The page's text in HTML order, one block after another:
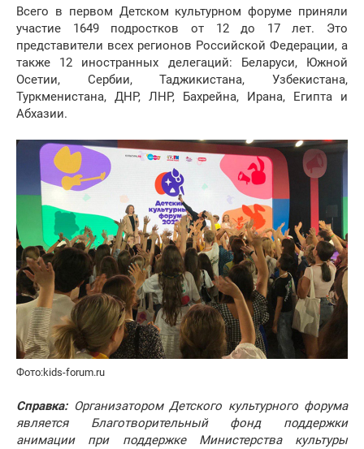
Всего в первом Детском культурном форуме приняли
участие 1649 подростков от 12 до 17 лет. Это
представители всех регионов Российской Федерации, а
также 12 иностранных делегаций: Беларуси, Южной
Осетии, Сербии, Таджикистана, Узбекистана,
Туркменистана, ДНР, ЛНР, Бахрейна, Ирана, Египта и
Абхазии.
Фото:kids-forum.ru
Справка: Организатором Детского культурного форума
является Благотворительный фонд поддержки
анимации при поддержке Министерства культуры